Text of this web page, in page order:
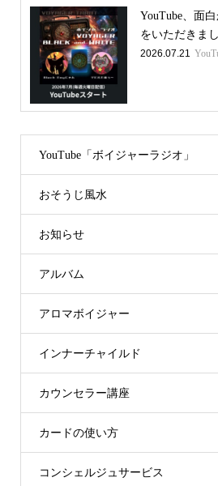
YouTube、面
をいただきま
2026.07.21
YouTube「ボイジャーラジオ」
おそうじ風水
お知らせ
アルバム
アロマボイジャー
インナーチャイルド
カウンセラー講座
カードの使い方
コンシェルジュサービス